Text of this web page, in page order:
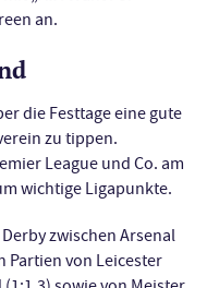
an.
die Festtage eine gute
zu tippen.
League und Co. am
wichtige Ligapunkte.
zwischen Arsenal
Partien von Leicester